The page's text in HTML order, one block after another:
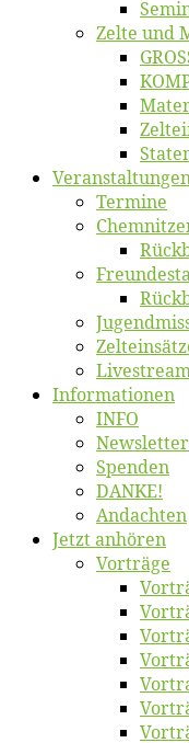
Zel­te und
Ter­mi­ne
Informatio­nen
INFO
News­let­ter
Spen­den
DANKE!
An­dach­ten
Jetzt an­hö­ren
Vor­trä­ge